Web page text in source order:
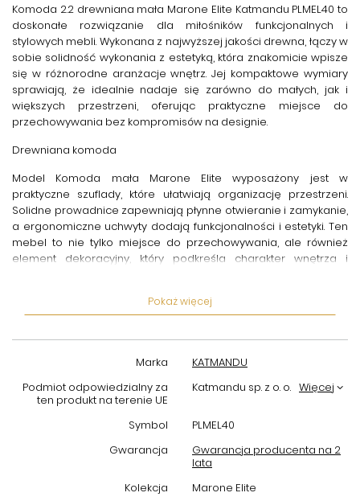
Komoda 2.2 drewniana mała Marone Elite Katmandu PLMEL40 to
doskonałe rozwiązanie dla miłośników funkcjonalnych i
stylowych mebli. Wykonana z najwyższej jakości drewna, łączy w
sobie solidność wykonania z estetyką, która znakomicie wpisze
się w różnorodne aranżacje wnętrz. Jej kompaktowe wymiary
sprawiają, że idealnie nadaje się zarówno do małych, jak i
większych przestrzeni, oferując praktyczne miejsce do
przechowywania bez kompromisów na designie.
Drewniana komoda
Model Komoda mała Marone Elite wyposażony jest w
praktyczne szuflady, które ułatwiają organizację przestrzeni.
Solidne prowadnice zapewniają płynne otwieranie i zamykanie,
a ergonomiczne uchwyty dodają funkcjonalności i estetyki. Ten
mebel to nie tylko miejsce do przechowywania, ale również
element dekoracyjny, który podkreśla charakter wnętrza i
komodę drewnianą Marone Elite Katmandu
inwestujesz w produkt wysokiej klasy, którego trwałość oraz
wymagających klientów. Idealny do salonu, sypialni czy
przedpokoju, zapewniając uporządkowaną i estetyczną
przestrzeń.
Zamów już dziś i odkryj, jakkomoda 2.2 drewniana mała
Katmandu może odmienić Twoje wnętrze, łącząc praktyczność
z naturalnym pięknem drewna.
Pokaż więcej
Marka
KATMANDU
Podmiot odpowiedzialny za
ten produkt na terenie UE
Katmandu sp. z o. o. Więcej
Symbol
PLMEL40
Gwarancja
Gwarancja producenta na 2
lata
Kolekcja
Marone Elite